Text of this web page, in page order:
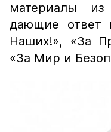
материалы из
дающие ответ
Наших!», «За
«За Мир и